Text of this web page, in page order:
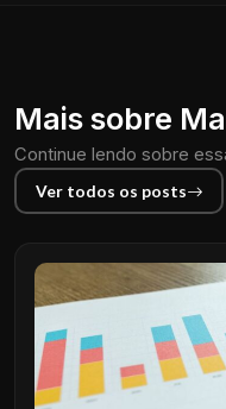
Mais sobre
Continue lendo sobre
Ver todos os posts